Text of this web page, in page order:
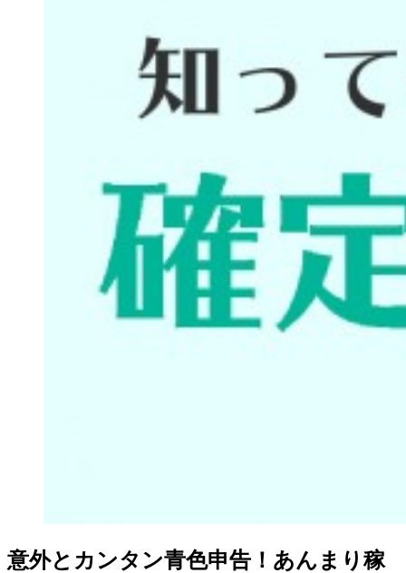
意外とカンタン青色申告！あんまり稼